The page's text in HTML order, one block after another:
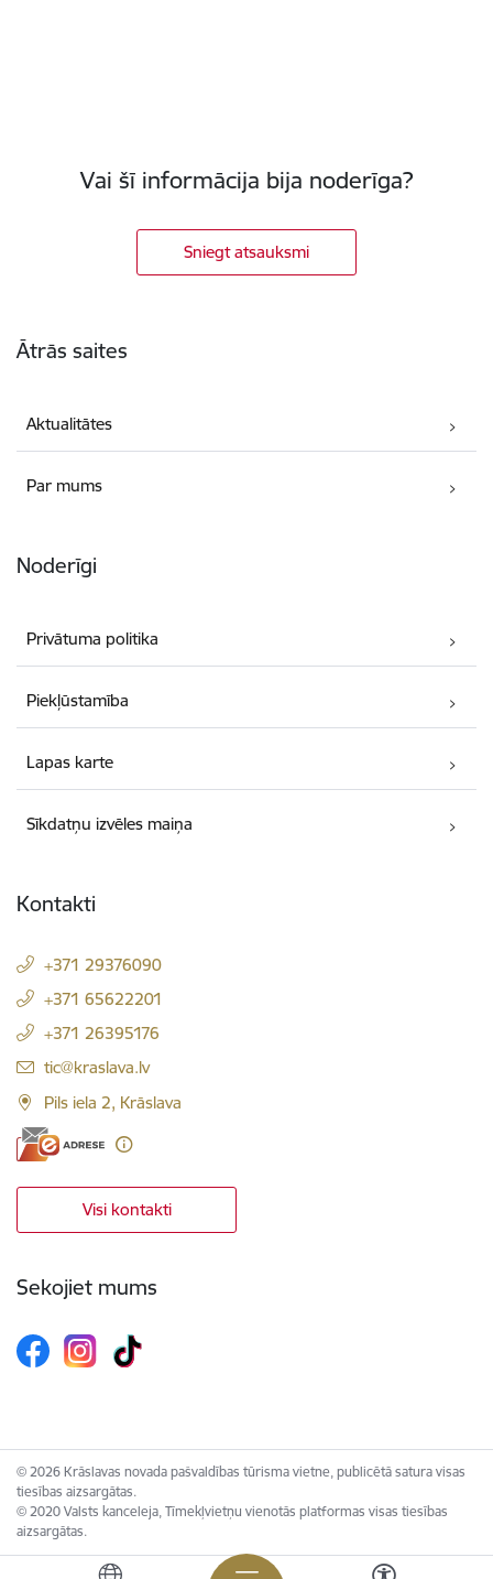
Vai šī informācija bija noderīga?
Sniegt atsauksmi
Ātrās saites
Aktualitātes
Par mums
Noderīgi
Privātuma politika
Piekļūstamība
Lapas karte
Sīkdatņu izvēles maiņa
Kontakti
+371 29376090
+371 65622201
+371 26395176
E-pasts:
tic@kraslava.lv
Pils iela 2, Krāslava
Visi kontakti
Sekojiet mums
© 2026 Krāslavas novada pašvaldības tūrisma vietne, publicētā satura visas
tiesības aizsargātas.
© 2020 Valsts kanceleja, Tīmekļvietņu vienotās platformas visas tiesības
aizsargātas.